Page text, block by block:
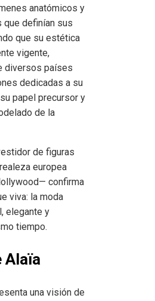
anatómicos y
definían sus
que su estética
vigente,
diversos países
dedicadas a su
papel precursor y
de la
de figuras
europea
confirma
viva: la moda
elegante y
tiempo.
Alaïa
una visión de